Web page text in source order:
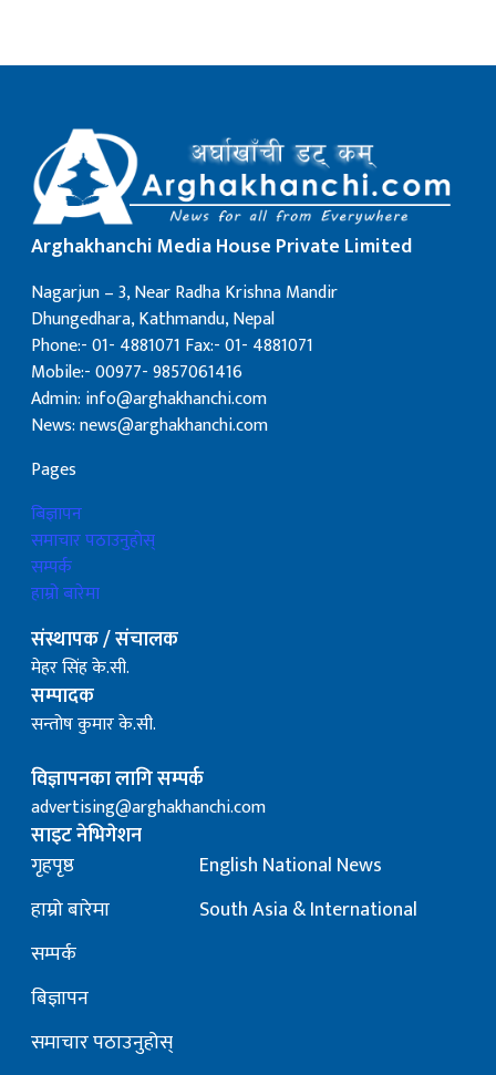
Arghakhanchi Media House Private Limited
Nagarjun – 3, Near Radha Krishna Mandir
Dhungedhara, Kathmandu, Nepal
Phone:- 01- 4881071 Fax:- 01- 4881071
Mobile:- 00977- 9857061416
Admin: info@arghakhanchi.com
News: news@arghakhanchi.com
Pages
बिज्ञापन
समाचार पठाउनुहोस्
सम्पर्क
हाम्रो बारेमा
संस्थापक / संचालक
मेहर सिंह के.सी.
सम्पादक
सन्तोष कुमार के.सी.
विज्ञापनका लागि सम्पर्क
advertising@arghakhanchi.com
साइट नेभिगेशन
गृहपृष्ठ
हाम्रो बारेमा
सम्पर्क
बिज्ञापन
समाचार पठाउनुहोस्
English National News
South Asia & International